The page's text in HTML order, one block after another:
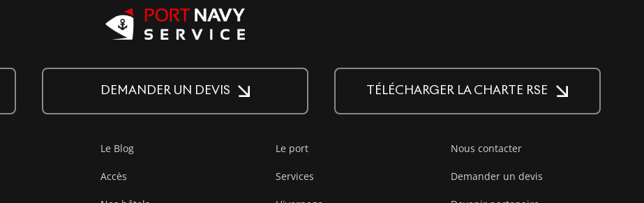
DEMANDER UN DEVIS TÉLÉCHARGER LA CHARTE RSE
Le Blog
Accès
Le port
Services
Nous contacter
Demander un devis